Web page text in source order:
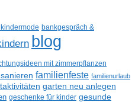
bankgespräch &
blog
mit zimmerpflanzen
familienfeste familienurlaub
garten neu anlegen
geschenke für kinder gesunde